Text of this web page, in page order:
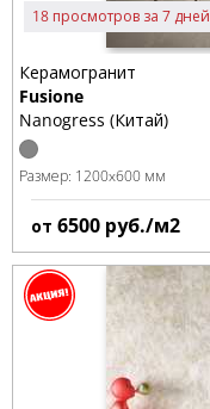
18 просмотров за 7 дней
Керамогранит
Fusione
Nanogress (Китай)
Размер: 1200x600 мм
от 6500 руб./м2